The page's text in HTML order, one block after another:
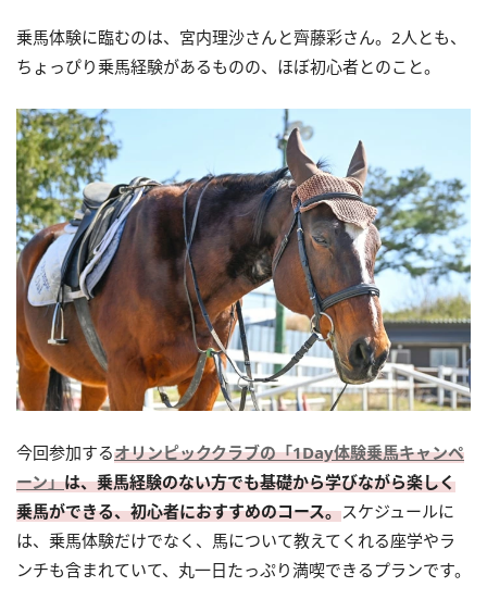
乗馬体験に臨むのは、宮内理沙さんと齊藤彩さん。2人とも、
ちょっぴり乗馬経験があるものの、ほぼ初心者とのこと。
今回参加するオリンピッククラブの「1Day体験乗馬キャンペ
ーン」は、乗馬経験のない方でも基礎から学びながら楽しく
乗馬ができる、初心者におすすめのコース。スケジュールに
は、乗馬体験だけでなく、馬について教えてくれる座学やラ
ンチも含まれていて、丸一日たっぷり満喫できるプランです。